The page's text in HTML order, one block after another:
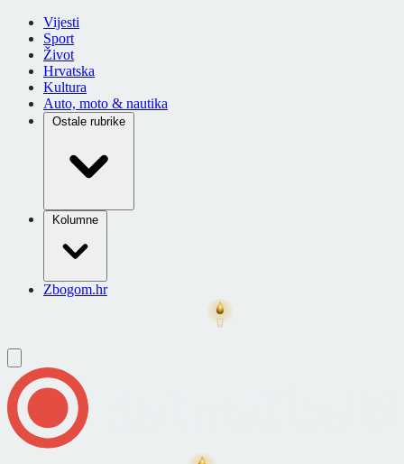
Vijesti
Sport
Život
Hrvatska
Kultura
Auto, moto & nautika
Ostale rubrike
Kolumne
Zbogom.hr